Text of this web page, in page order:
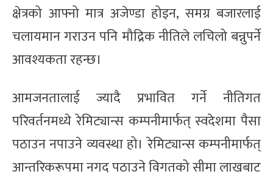
क्षेत्रको आफ्नो मात्र अजेण्डा होइन, समग्र बजारलाई
चलायमान गराउन पनि मौद्रिक नीतिले लचिलो बन्नुपर्ने
आवश्यकता रहन्छ।
आमजनतालाई ज्यादै प्रभावित गर्ने नीतिगत
परिवर्तनमध्ये रेमिट्यान्स कम्पनीमार्फत् स्वदेशमा पैसा
पठाउन नपाउने व्यवस्था हो। रेमिट्यान्स कम्पनीमार्फत्
आन्तरिकरूपमा नगद पठाउने विगतको सीमा लाखबाट